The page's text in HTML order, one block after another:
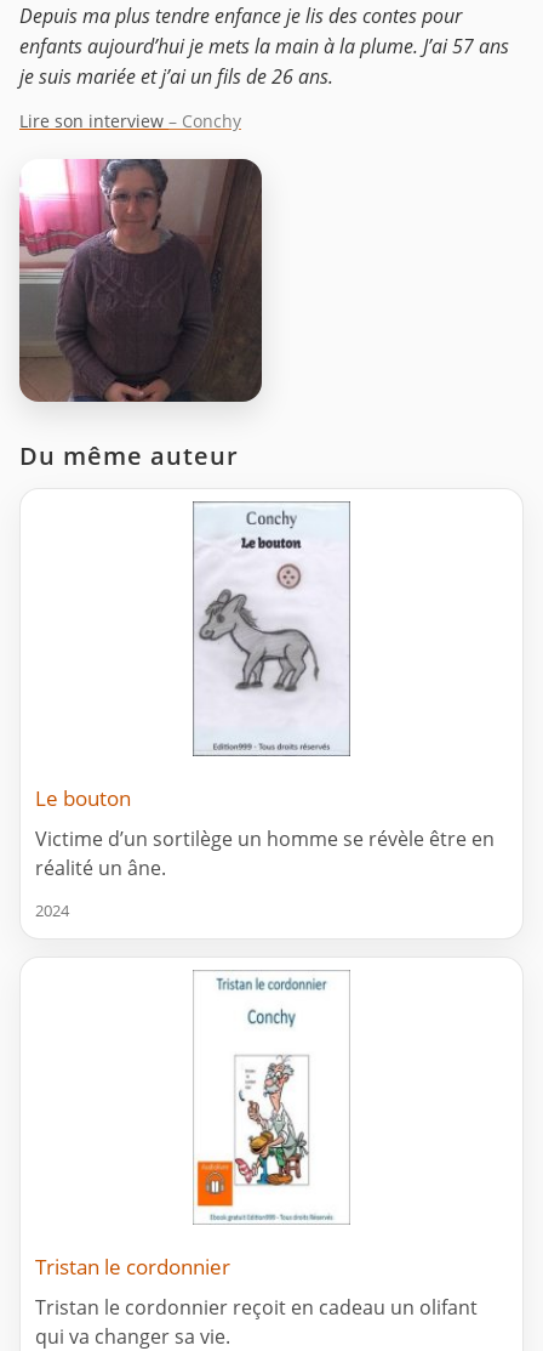
Depuis ma plus tendre enfance je lis des contes pour
enfants aujourd’hui je mets la main à la plume. J’ai 57 ans
je suis mariée et j’ai un fils de 26 ans.
Lire son interview – Conchy
Du même auteur
Le bouton
Victime d’un sortilège un homme se révèle être en
réalité un âne.
2024
Tristan le cordonnier
Tristan le cordonnier reçoit en cadeau un olifant
qui va changer sa vie.